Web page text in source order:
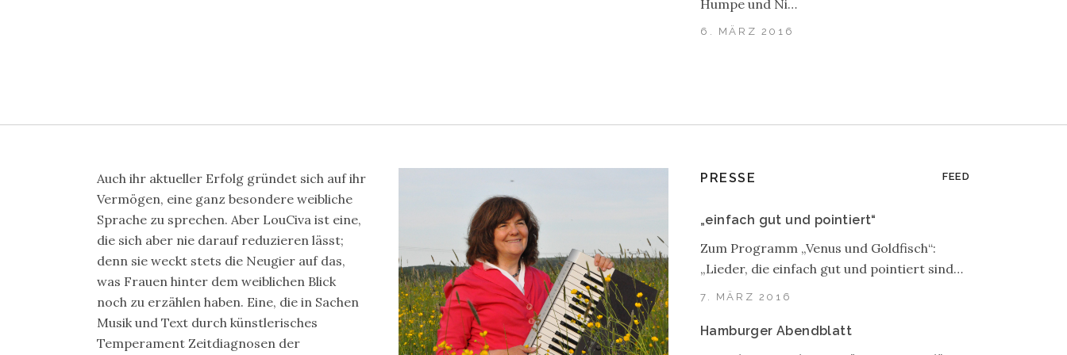
6. MÄRZ 2016
Humpe und Ni…
Auch ihr aktueller Erfolg gründet sich auf ihr
Vermögen, eine ganz besondere weibliche
Sprache zu sprechen. Aber LouCiva ist eine,
die sich aber nie darauf reduzieren lässt;
denn sie weckt stets die Neugier auf das,
was Frauen hinter dem weiblichen Blick
noch zu erzählen haben. Eine, die in Sachen
Musik und Text durch künstlerisches
Temperament Zeitdiagnosen der
PRESSE FEED
„einfach gut und pointiert“
7. MÄRZ 2016
Zum Programm „Venus und Goldfisch“:
„Lieder, die einfach gut und pointiert sind…
Hamburger Abendblatt